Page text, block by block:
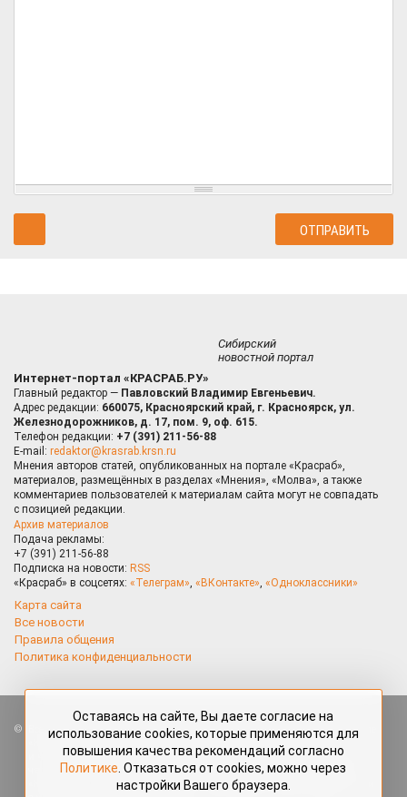
Сибирский
новостной портал
Интернет-портал «КРАСРАБ.РУ»
Главный редактор — Павловский Владимир Евгеньевич.
Адрес редакции: 660075, Красноярский край, г. Красноярск, ул.
Железнодорожников, д. 17, пом. 9, оф. 615.
Телефон редакции: +7 (391) 211-56-88
E-mail: redaktor@krasrab.krsn.ru
Мнения авторов статей, опубликованных на портале «Красраб»,
материалов, размещённых в разделах «Мнения», «Молва», а также
комментариев пользователей к материалам сайта могут не совпадать
с позицией редакции.
Архив материалов
Подача рекламы:
+7 (391) 211-56-88
Подписка на новости: RSS
«Красраб» в соцсетях: «Телеграм», «ВКонтакте», «Одноклассники»
Карта сайта
Все новости
Правила общения
Политика конфиденциальности
Все права защищены. Любые материалы, размещённые на портале
«Красраб.ру» сотрудниками редакции, нештатными авторами
и читателями, являются объектами авторского права. Полное или
частичное использование материалов, размещённых на портале
«Красраб.ру», допускается только с письменного согласия редакции
Оставаясь на сайте, Вы даете согласие на
использование cookies, которые применяются для
повышения качества рекомендаций согласно
Политике . Отказаться от cookies, можно через
настройки Вашего браузера.